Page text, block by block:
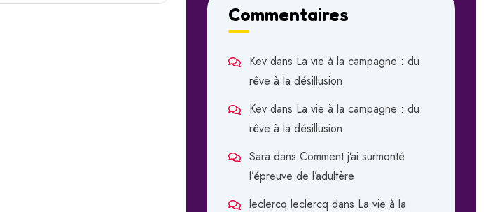
Commentaires
Kev dans La vie à la campagne : du
rêve à la désillusion
Kev dans La vie à la campagne : du
rêve à la désillusion
Sara dans Comment j’ai surmonté
l’épreuve de l’adultère
leclercq leclercq dans La vie à la